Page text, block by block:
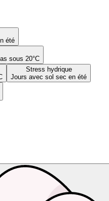
été
sous 20°C
Stress hydrique
Jours avec sol sec en été